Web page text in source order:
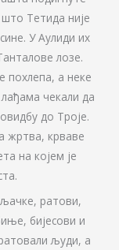
Тетида није
У Аулиди их
лозе.
похлепа, а неке
чекали да
до Троје.
жртва, крваве
на којем је
ратови,
бијесови и
људи, а